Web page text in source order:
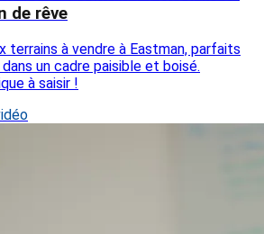
de rêve
terrains à vendre à Eastman, parfaits
un cadre paisible et boisé.
à saisir !